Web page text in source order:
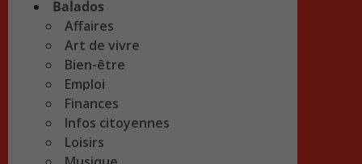
Balados
Affaires
Art de vivre
Bien-être
Emploi
Finances
Infos citoyennes
Loisirs